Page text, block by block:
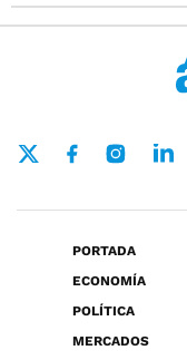
PORTADA
ECONOMÍA
POLÍTICA
MERCADOS